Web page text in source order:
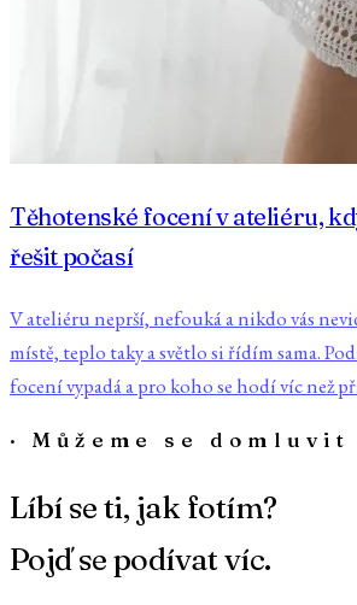
Těhotenské focení v ateliéru,
řešit počasí
V ateliéru neprší, nefouká a nikdo vás
místě, teplo taky a světlo si řídím sama.
focení vypadá a pro koho se hodí víc než
· Můžeme se domluvit
Líbí se ti, jak fotím?
Pojď se podívat víc.